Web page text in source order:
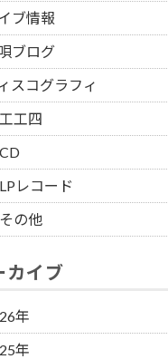
ブ情報
ブログ
スコグラフィ
工工四
CD
LPレコード
その他
カイブ
年
年